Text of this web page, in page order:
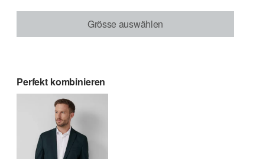
Grösse auswählen
Perfekt kombinieren